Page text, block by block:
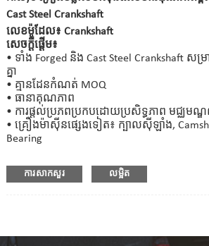
Cast Steel Crankshaft
លេខម៉ូដែល៖ Crankshaft
សេចក្តីផ្តើម៖
• ទាំង Forged និង Cast Steel Crankshaft សម្រា
គ្នា
• គ្មានដែនកំណត់ MOQ
• ធានាគុណភាព
• ការផ្តល់ប្រភពប្រកបដោយប្រសិទ្ធភាព មជ្ឈមណ្ឌ
• គ្រឿងម៉ាស៊ីនផ្សេងទៀត៖ ក្បាលស៊ីឡាំង,
Bearing
ការសាកសួរ លម្អិត